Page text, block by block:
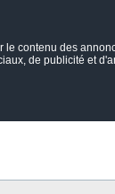
contenu des
de publicité et